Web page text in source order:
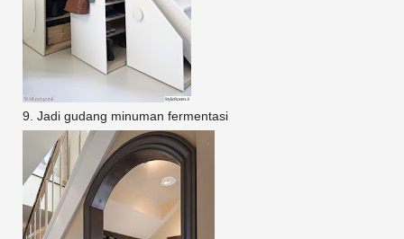
9. Jadi gudang minuman fermentasi